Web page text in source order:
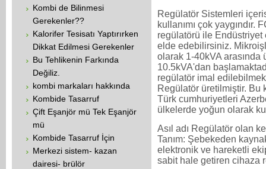
Kombi de Bilinmesi
Gerekenler??
Kalorifer Tesisatı Yaptırırken
Dikkat Edilmesi Gerekenler
Bu Tehlikenin Farkında
Değiliz.
kombi markaları hakkında
Kombide Tasarruf
Çift Eşanjör mü Tek Eşanjör
mü
Kombide Tasarruf İçin
Merkezi sistem- kazan
dairesi- brülör
Regülatör Sistemleri
kullanımı çok
regülatörü ile Endüstriyet
elde edebilirsiniz.
olarak 1-40kVA
10.5kVA'dan
regülatör imal
Regülatör üretilmiştir.
Türk cumhuriyetleri
ülkelerde yoğun olarak
Asıl adı Regülatör olan
Tanım: Şebekeden
elektronik ve hareketli
sabit hale getiren cihaza